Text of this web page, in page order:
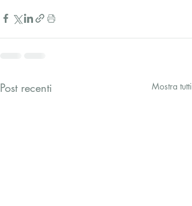
Post recenti Mostra tutti